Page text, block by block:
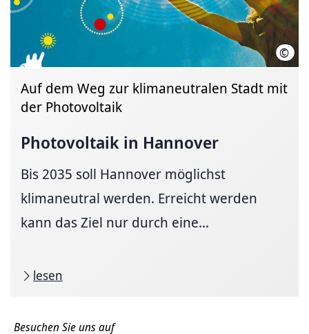
© LHH
Auf dem Weg zur klimaneutralen Stadt mit
der Photovoltaik
Photovoltaik in Hannover
Bis 2035 soll Hannover möglichst
klimaneutral werden. Erreicht werden
kann das Ziel nur durch eine...
lesen
Besuchen Sie uns auf